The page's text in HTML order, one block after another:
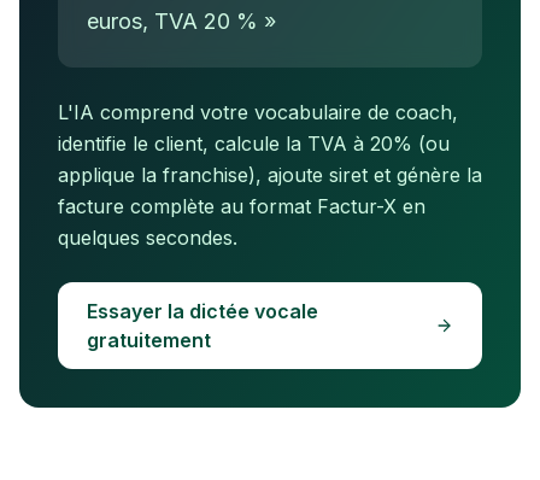
euros, TVA 20 % »
L'IA comprend votre vocabulaire de coach,
identifie le client, calcule la TVA à 20% (ou
applique la franchise), ajoute siret et génère la
facture complète au format Factur-X en
quelques secondes.
Essayer la dictée vocale
gratuitement